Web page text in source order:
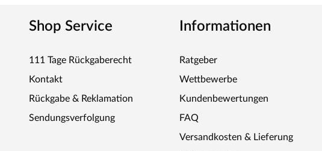
Shop Service
111 Tage Rückgaberecht
Kontakt
Rückgabe & Reklamation
Sendungsverfolgung
Informationen
Ratgeber
Wettbewerbe
Kundenbewertungen
FAQ
Versandkosten & Lieferung